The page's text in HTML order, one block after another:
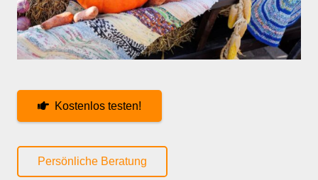
Kostenlos testen!
Persönliche Beratung